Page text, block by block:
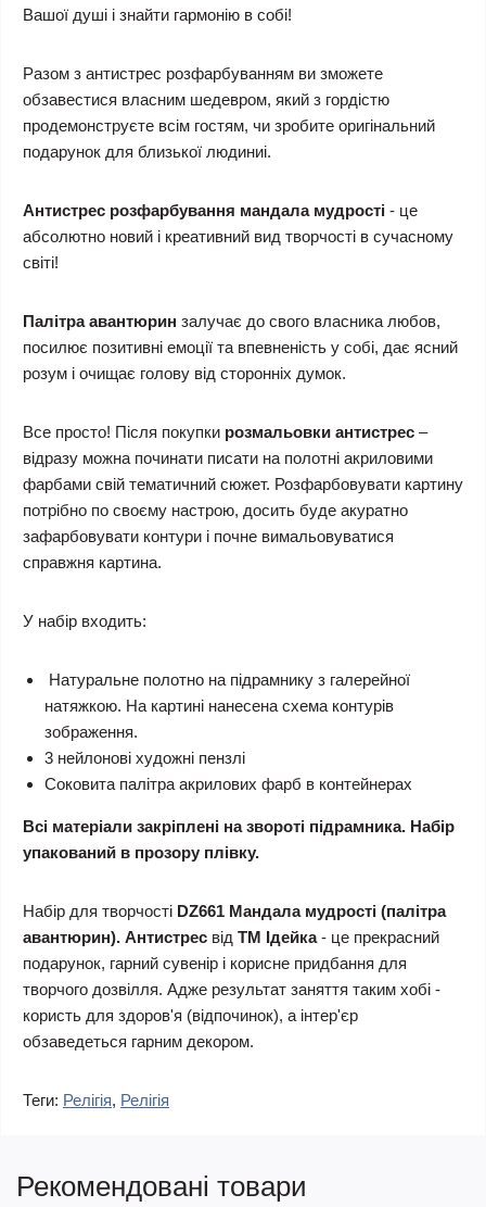
Вашої душі і знайти гармонію в собі!
Разом з антистрес розфарбуванням ви зможете
обзавестися власним шедевром, який з гордістю
продемонструєте всім гостям, чи зробите оригінальний
подарунок для близької людиниі.
Антистрес розфарбування мандала мудрості - це
абсолютно новий і креативний вид творчості в сучасному
світі!
Палітра авантюрин залучає до свого власника любов,
посилює позитивні емоції та впевненість у собі, дає ясний
розум і очищає голову від сторонніх думок.
Все просто! Після покупки розмальовки антистрес –
відразу можна починати писати на полотні акриловими
фарбами свій тематичний сюжет. Розфарбовувати картину
потрібно по своєму настрою, досить буде акуратно
зафарбовувати контури і почне вимальовуватися
справжня картина.
У набір входить:
Натуральне полотно на підрамнику з галерейної
натяжкою. На картині нанесена схема контурів
зображення.
3 нейлонові художні пензлі
Соковита палітра акрилових фарб в контейнерах
Всі матеріали закріплені на звороті підрамника. Набір
упакований в прозору плівку.
Набір для творчості DZ661 Мандала мудрості (палітра
авантюрин). Антистрес від ТМ Ідейка- це прекрасний
подарунок, гарний сувенір і корисне придбання для
творчого дозвілля. Адже результат заняття таким хобі -
користь для здоров'я (відпочинок), а інтер'єр
обзаведеться гарним декором.
Теги: Релігія, Релігія
Рекомендовані товари